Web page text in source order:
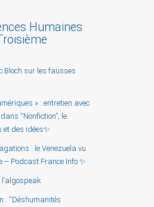
Humaines
Bloch sur les fausses
» : entretien avec
“Nonfiction”, le
et des idées✨
: le Venezuela vu
– Podcast France Info ✨
: “Déshumanités